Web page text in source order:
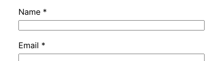
Name *
Email *